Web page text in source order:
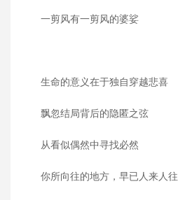
一剪风有一剪风的婆娑
生命的意义在于独自穿越悲喜
飘忽结局背后的隐匿之弦
从看似偶然中寻找必然
你所向往的地方，早已人来人往